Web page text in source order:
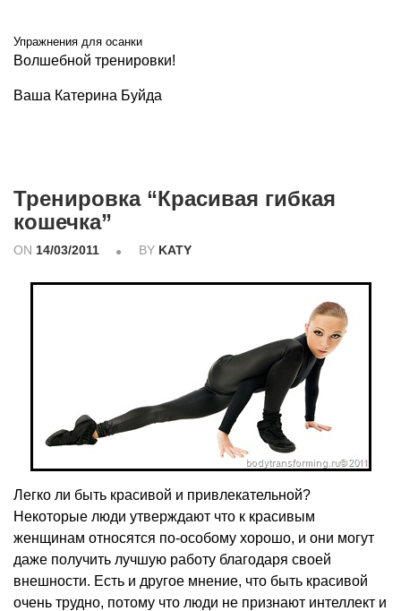
Упражнения для осанки
Волшебной тренировки!
Ваша Катерина Буйда
Тренировка “Красивая гибкая
кошечка”
ON 14/03/2011 BY KATY
Легко ли быть красивой и привлекательной?
Некоторые люди утверждают что к красивым
женщинам относятся по-особому хорошо, и они могут
даже получить лучшую работу благодаря своей
внешности. Есть и другое мнение, что быть красивой
очень трудно, потому что люди не признают интеллект и